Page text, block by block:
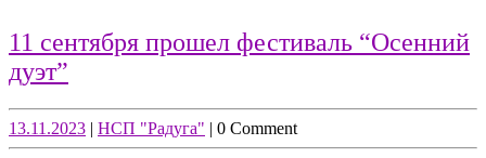
11 сентября прошел фестиваль “Осенний
дуэт”
прошел
13.11.202313.11.2023
| НСП "Радуга" НСП
"Радуга"
| 0 Comment